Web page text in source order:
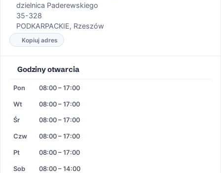
dzielnica Paderewskiego
35-328
PODKARPACKIE, Rzeszów
Kopiuj adres
Godziny otwarcia
Pon 08:00 – 17:00
Wt 08:00 – 17:00
Śr 08:00 – 17:00
Czw 08:00 – 17:00
Pt 08:00 – 17:00
Sob 08:00 – 14:00